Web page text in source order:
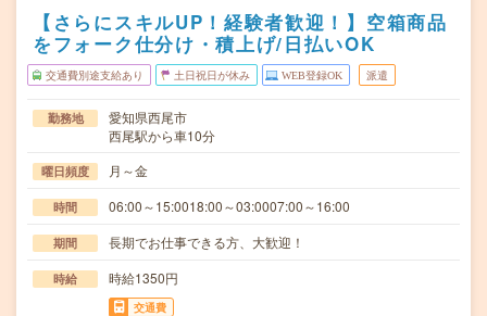
【さらにスキルUP！経験者歓迎！】空箱商品
をフォーク仕分け・積上げ/日払いOK
交通費別途支給あり 土日祝日が休み WEB登録OK 派遣
勤務地
愛知県西尾市
西尾駅から車10分
曜日頻度 月～金
時間 06:00～15:0018:00～03:0007:00～16:00
期間 長期でお仕事できる方、大歓迎！
時給 時給1350円
交通費